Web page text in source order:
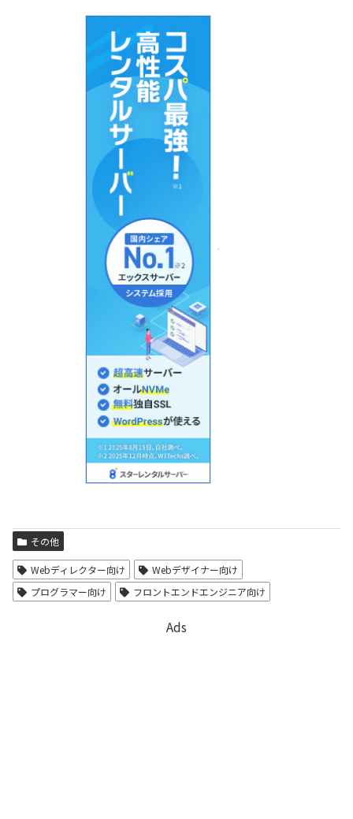
その他
Webディレクター向け
Webデザイナー向け
プログラマー向け
フロントエンドエンジニア向け
Ads